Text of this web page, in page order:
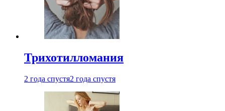
Трихотилломания
2 года спустя2 года спустя